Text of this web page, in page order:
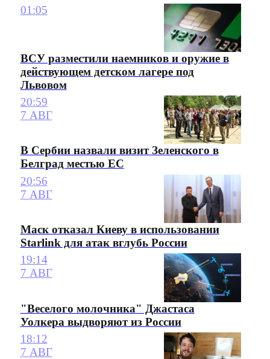
01:05
ВСУ разместили наемников и оружие в
действующем детском лагере под
Львовом
20:59
7 АВГ
В Сербии назвали визит Зеленского в
Белград местью ЕС
20:56
7 АВГ
Маск отказал Киеву в использовании
Starlink для атак вглубь России
19:14
7 АВГ
"Веселого молочника" Джастаса
Уолкера выдворяют из России
18:12
7 АВГ